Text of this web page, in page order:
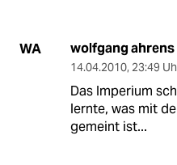
WA wolfgang ahrens
14.04.2010, 23:49
Das Imperium
lernte, was mit
gemeint ist...